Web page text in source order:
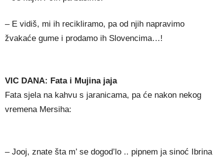
– E vidiš, mi ih recikliramo, pa od njih napravimo
žvakaće gume i prodamo ih Slovencima…!
VIC DANA: Fata i Mujina jaja
Fata sjela na kahvu s jaranicama, pa će nakon nekog
vremena Mersiha:
– Jooj, znate šta m’ se dogod’lo .. pipnem ja sinoć Ibrina